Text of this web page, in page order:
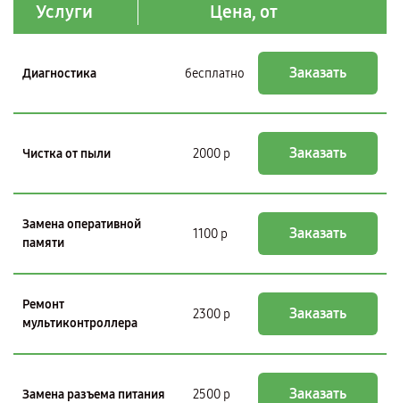
Услуги Цена, от
Диагностика бесплатно Заказать
Чистка от пыли 2000 р Заказать
Замена оперативной
памяти
1100 р Заказать
Ремонт
мультиконтроллера
2300 р Заказать
Замена разъема питания 2500 р Заказать